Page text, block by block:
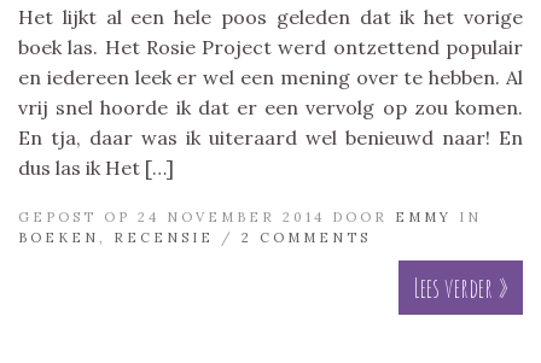
Het lijkt al een hele poos geleden dat ik het vorige
boek las. Het Rosie Project werd ontzettend populair
en iedereen leek er wel een mening over te hebben. Al
vrij snel hoorde ik dat er een vervolg op zou komen.
En tja, daar was ik uiteraard wel benieuwd naar! En
dus las ik Het […]
GEPOST OP 24 NOVEMBER 2014 DOOR EMMY
IN
BOEKEN
RECENSIE / 2 COMMENTS
Lees verder »